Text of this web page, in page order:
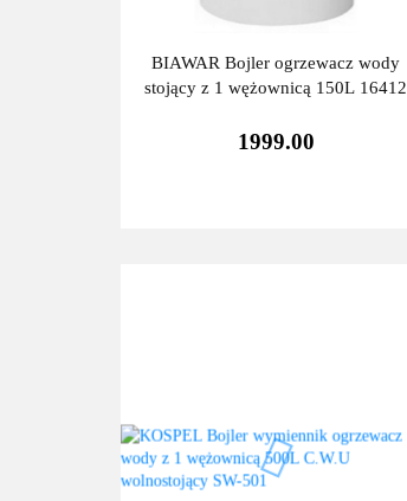
BIAWAR Bojler ogrzewacz wody
stojący z 1 wężownicą 150L 16412
1999.00